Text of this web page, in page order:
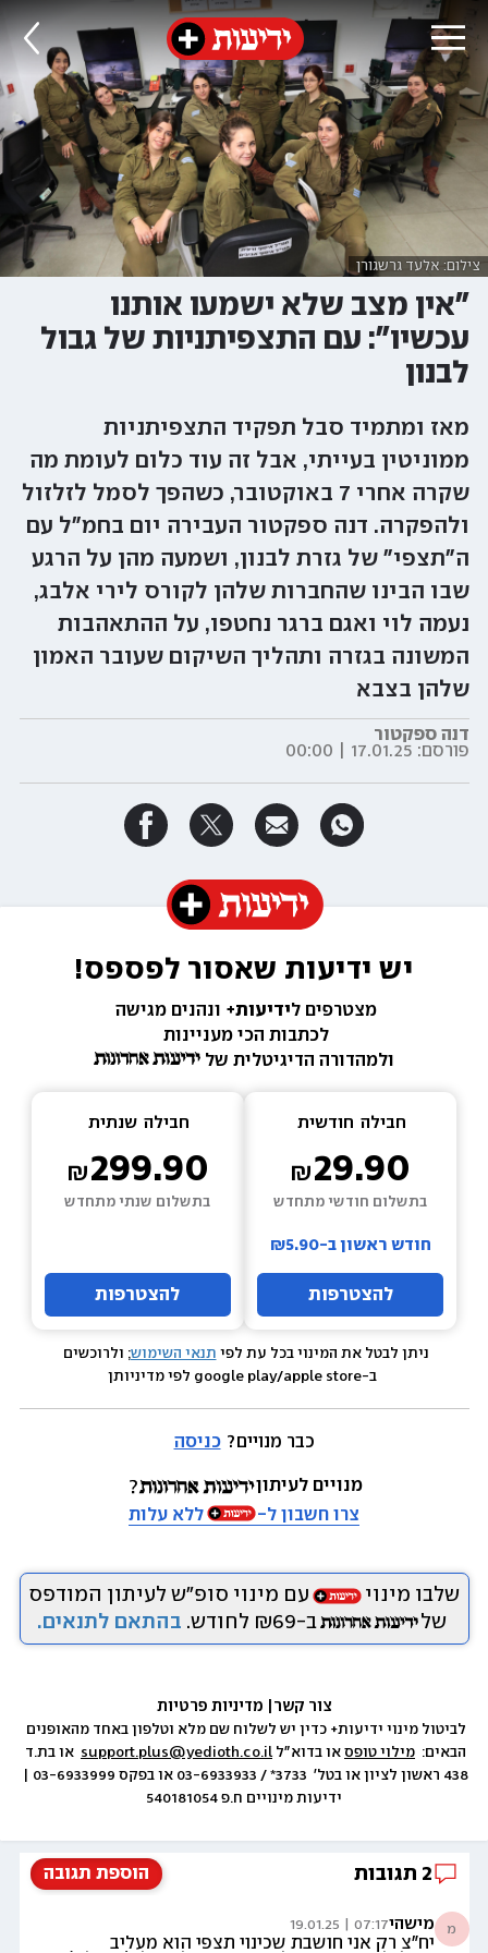
צילום: אלעד גרשגורן
"אין מצב שלא ישמעו אותנו
עכשיו": עם התצפיתניות של גבול
לבנון
מאז ומתמיד סבל תפקיד התצפיתניות
ממוניטין בעייתי, אבל זה עוד כלום לעומת מה
שקרה אחרי 7 באוקטובר, כשהפך לסמל לזלזול
ולהפקרה. דנה ספקטור העבירה יום בחמ"ל עם
ה"תצפי" של גזרת לבנון, ושמעה מהן על הרגע
שבו הבינו שהחברות שלהן לקורס לירי אלבג,
נעמה לוי ואגם ברגר נחטפו, על ההתאהבות
המשונה בגזרה ותהליך השיקום שעובר האמון
שלהן בצבא
דנה ספקטור
פורסם: 17.01.25 | 00:00
יש ידיעות שאסור לפספס!
מצטרפים לידיעות+ ונהנים מגישה
לכתבות הכי מעניינות
ולמהדורה הדיגיטלית של
חבילה חודשית
29.90
בתשלום חודשי מתחדש
חודש ראשון ב-₪5.90
להצטרפות
חבילה שנתית
299.90
בתשלום שנתי מתחדש
להצטרפות
ניתן לבטל את המינוי בכל עת לפי תנאי השימוש; ולרוכשים
כבר מנויים? כניסה
מנויים לעיתון
צרו חשבון ל-
ללא עלות
שלבו מינוי
עם מינוי סופ״ש לעיתון המודפס
של
ב-₪69 לחודש. בהתאם לתנאים.
צור קשר
הבאים: מילוי טופס או בדוא״ל support.plus@yedioth.co.il
ידיעות מינויים ח.פ 540181054
הוספת תגובה 2 תגובות
מ מישהי07:17 | 19.01.25
יח"צ רק אני חושבת שכינוי תצפי הוא מעליב